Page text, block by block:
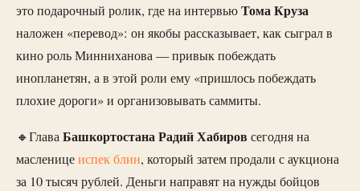
это подарочный ролик, где на интервьюТома Круза
наложен «перевод»: он якобы рассказывает, как сыграл в
кино роль Минниханова — привык побеждать
инопланетян, а в этой роли ему «пришлось побеждать
плохие дороги» и организовывать саммиты.
🔸ГлаваБашкортостана Радий Хабиров сегодня на
масленицеиспек блин, который затем продали с аукциона
за 10 тысяч рублей. Деньги направят на нужды бойцов